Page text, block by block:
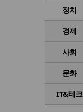
정치
경제
사회
문화
IT&테크